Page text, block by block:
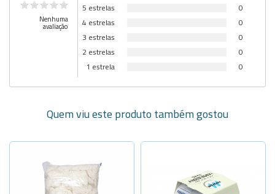
Nenhuma
avaliação
5 estrelas
0
4 estrelas
0
3 estrelas
0
2 estrelas
0
1 estrela
0
Quem viu este produto também gostou